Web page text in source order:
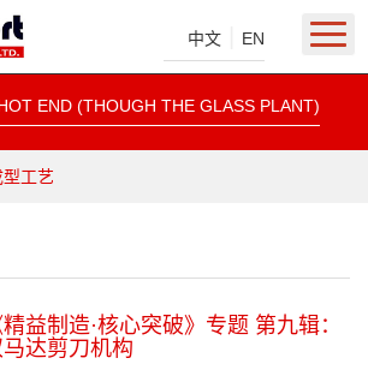
中文 EN
END (THOUGH THE GLASS PLANT)
工艺
精益制造·核心突破》专题 第九辑：
马达剪刀机构